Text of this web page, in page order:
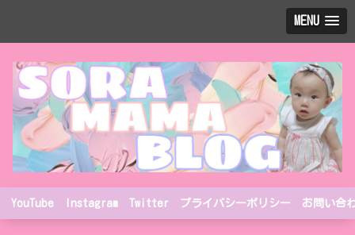
MENU
YouTube Instagram Twitter プライバシーポリシー お問い合